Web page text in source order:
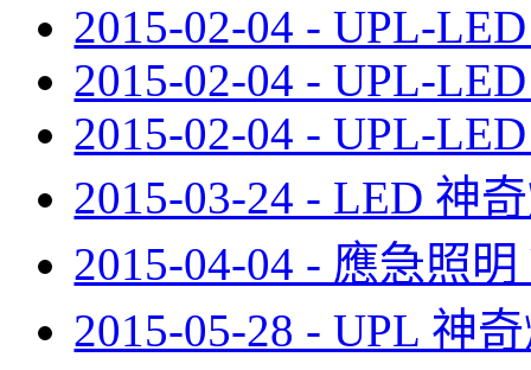
2015-02-04 - UPL-
2015-02-04 - UPL-
2015-02-04 - UPL-
2015-03-24 - LED 神
2015-04-04 - 應急照明
2015-05-28 - UPL 神